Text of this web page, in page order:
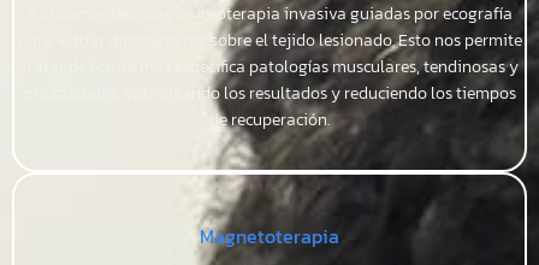
Aplicamos técnicas de fisioterapia invasiva guiadas por ecografía
para actuar directamente sobre el tejido lesionado. Esto nos permite
tratar de forma más específica patologías musculares, tendinosas y
miofasciales, optimizando los resultados y reduciendo los tiempos
de recuperación.
Magnetoterapia